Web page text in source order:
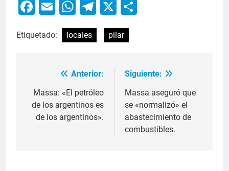
Facebook
EmailWhatsApp
Telegram
X
Etiquetado: locales pilar
Anterior:
Massa: «El petróleo
de los argentinos es
de los argentinos».
Siguiente:
Massa aseguró que
se «normalizó» el
abastecimiento de
combustibles.